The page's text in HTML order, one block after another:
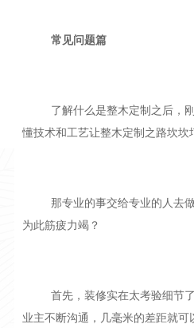
常见问题篇
了解什么是整木定制之后，
懂技术和工艺让整木定制之路坎坎
那专业的事交给专业的人去
为此筋疲力竭？
首先，装修实在太考验细节
业主不断沟通，几毫米的差距就